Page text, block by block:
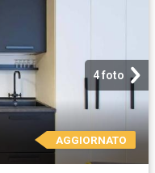
4 foto
AGGIORNATO